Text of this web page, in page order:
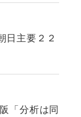
主要２２
「分析は同